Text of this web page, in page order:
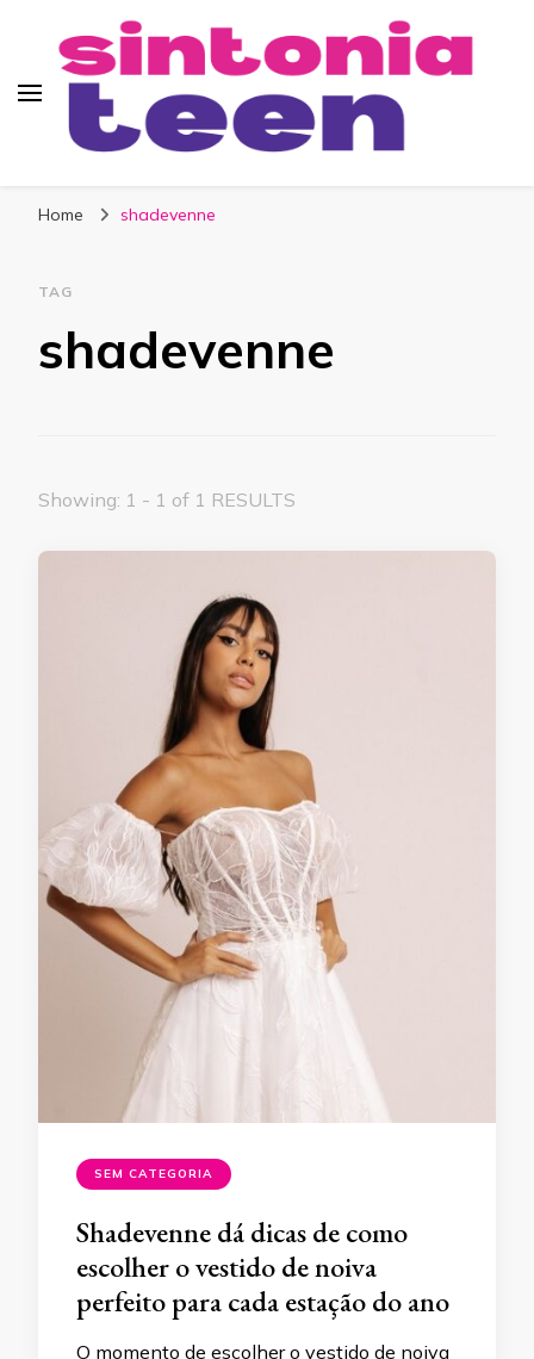
Home shadevenne
TAG
shadevenne
Showing: 1 - 1 of 1 RESULTS
SEM CATEGORIA
Shadevenne dá dicas de como
escolher o vestido de noiva
perfeito para cada estação do ano
O momento de escolher o vestido de noiva